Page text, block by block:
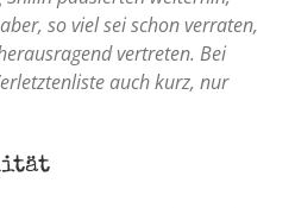
so viel sei schon verraten,
vertreten. Bei
auch kurz, nur